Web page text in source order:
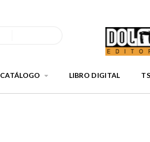
CATÁLOGO LIBRO DIGITAL